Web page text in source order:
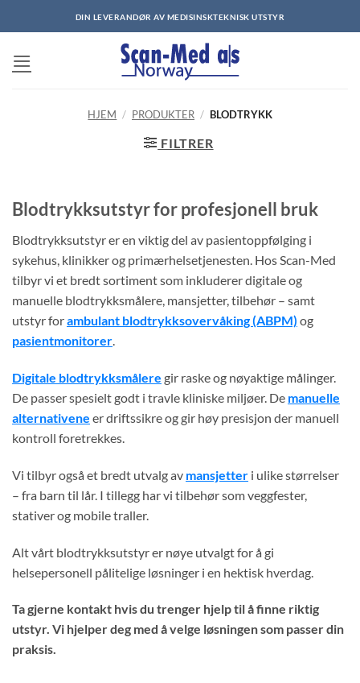
to
DIN LEVERANDØR AV MEDISINSKTEKNISK UTSTYR
HJEM / PRODUKTER / BLODTRYKK
FILTRER
Blodtrykksutstyr for profesjonell bruk
Blodtrykksutstyr er en viktig del av pasientoppfølging i
sykehus, klinikker og primærhelsetjenesten. Hos Scan-Med
tilbyr vi et bredt sortiment som inkluderer digitale og
manuelle blodtrykksmålere, mansjetter, tilbehør – samt
utstyr forambulant blodtrykksovervåking (ABPM) og
pasientmonitorer.
Digitale blodtrykksmålere gir raske og nøyaktige målinger.
De passer spesielt godt i travle kliniske miljøer. De manuelle
alternativene er driftssikre og gir høy presisjon der manuell
kontroll foretrekkes.
Vi tilbyr også et bredt utvalg av mansjetter i ulike størrelser
– fra barn til lår. I tillegg har vi tilbehør som veggfester,
stativer og mobile traller.
Alt vårt blodtrykksutstyr er nøye utvalgt for å gi
helsepersonell pålitelige løsninger i en hektisk hverdag.
Ta gjerne kontakt hvis du trenger hjelp til å finne riktig
utstyr. Vi hjelper deg med å velge løsningen som passer din
praksis.